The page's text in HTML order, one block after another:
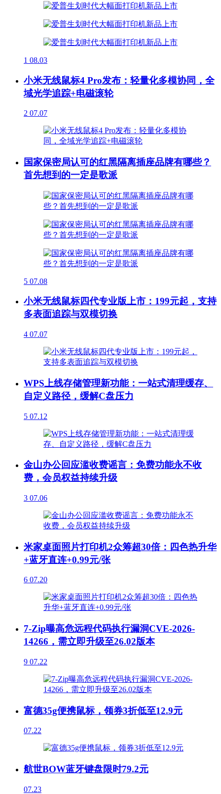
1 08.03
小米无线鼠标4 Pro发布：轻量化多模协同，全
域光学追踪+电磁滚轮
2 07.07
国家保密局认可的红黑隔离插座品牌有哪些？
首先想到的一定是歌派
5 07.08
小米无线鼠标四代专业版上市：199元起，支持
多表面追踪与双模切换
4 07.07
WPS上线存储管理新功能：一站式清理缓存、
自定义路径，缓解C盘压力
5 07.12
金山办公回应滥收费谣言：免费功能永不收
费，会员权益持续升级
3 07.06
米家桌面照片打印机2众筹超30倍：四色热升华
+蓝牙直连+0.99元/张
6 07.20
7-Zip曝高危远程代码执行漏洞CVE-2026-
14266，需立即升级至26.02版本
9 07.22
富德35g便携鼠标，领券3折低至12.9元
07.22
航世BOW蓝牙键盘限时79.2元
07.23